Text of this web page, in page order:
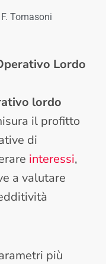
F. Tomasoni
Lordo
lordo
il profitto
di
interessi,
a valutare
più